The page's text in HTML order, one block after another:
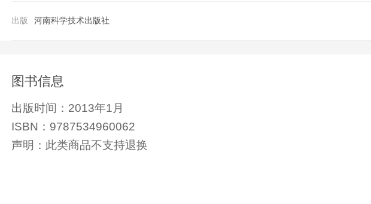
系列也在河南科学技术出版社出版了中文简体字版。在国内
出版 河南科学技术出版社
图书信息
出版时间： 2013年1月
ISBN： 9787534960062
声明： 此类商品不支持退换